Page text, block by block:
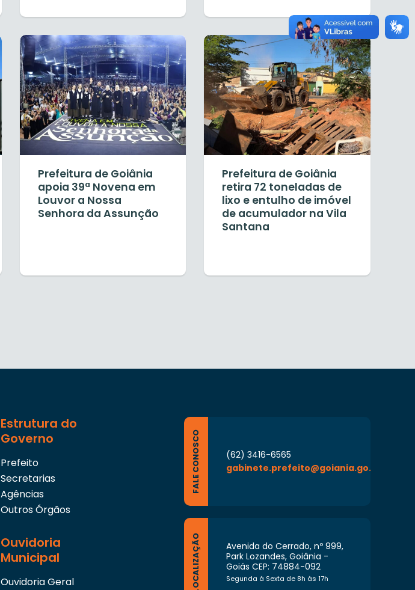
Prefeitura de Goiânia
apoia 39ª Novena em
Louvor a Nossa
Senhora da Assunção
Prefeitura de Goiânia
retira 72 toneladas de
lixo e entulho de imóvel
de acumulador na Vila
Santana
Estrutura do
Governo
Prefeito
Secretarias
Agências
Outros Órgãos
Ouvidoria
Municipal
Ouvidoria Geral
FALE CONOSCO
(62) 3416-6565
gabinete.prefeito@goiania.go.gov.br
LOCALIZAÇÃO
Avenida do Cerrado, nº 999,
Park Lozandes, Goiânia -
Goiás CEP: 74884-092
Segunda à Sexta de 8h às 17h